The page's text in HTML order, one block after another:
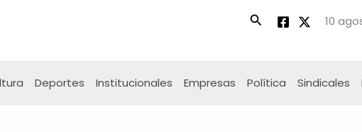
Buscar 10
Deportes Institucionales Empresas Política Sindicales